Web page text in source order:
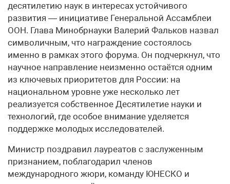
десятилетию наук в интересах устойчивого
развития — инициативе Генеральной Ассамблеи
ООН. Глава Минобрнауки Валерий Фальков назвал
символичным, что награждение состоялось
именно в рамках этого форума. Он подчеркнул, что
научное направление неизменно остаётся одним
из ключевых приоритетов для России: на
национальном уровне уже несколько лет
реализуется собственное Десятилетие науки и
технологий, где особое внимание уделяется
поддержке молодых исследователей.
Министр поздравил лауреатов с заслуженным
признанием, поблагодарил членов
международного жюри, команду ЮНЕСКО и